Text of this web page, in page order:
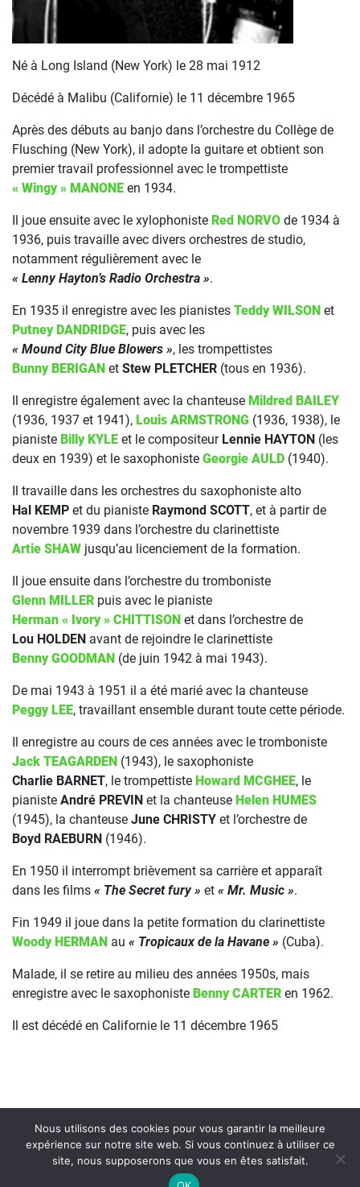
Né à Long Island (New York) le 28 mai 1912
Décédé à Malibu (Californie) le 11 décembre 1965
Après des débuts au banjo dans l’orchestre du Collège de
Flusching (New York), il adopte la guitare et obtient son
premier travail professionnel avec le trompettiste
« Wingy » MANONE en 1934.
Il joue ensuite avec le xylophoniste Red NORVO de 1934 à
1936, puis travaille avec divers orchestres de studio,
notamment régulièrement avec le
« Lenny Hayton’s Radio Orchestra ».
En 1935 il enregistre avec les pianistes Teddy WILSON et
Putney DANDRIDGE, puis avec les
« Mound City Blue Blowers », les trompettistes
Bunny BERIGAN et Stew PLETCHER (tous en 1936).
Il enregistre également avec la chanteuse Mildred BAILEY
(1936, 1937 et 1941), Louis ARMSTRONG (1936, 1938), le
pianiste Billy KYLE et le compositeur Lennie HAYTON (les
deux en 1939) et le saxophoniste Georgie AULD (1940).
Il travaille dans les orchestres du saxophoniste alto
Hal KEMP et du pianiste Raymond SCOTT, et à partir de
novembre 1939 dans l’orchestre du clarinettiste
Artie SHAW jusqu’au licenciement de la formation.
Il joue ensuite dans l’orchestre du tromboniste
Glenn MILLER puis avec le pianiste
Herman « Ivory » CHITTISON et dans l’orchestre de
Lou HOLDEN avant de rejoindre le clarinettiste
Benny GOODMAN (de juin 1942 à mai 1943).
De mai 1943 à 1951 il a été marié avec la chanteuse
Peggy LEE, travaillant ensemble durant toute cette période.
Il enregistre au cours de ces années avec le tromboniste
Jack TEAGARDEN (1943), le saxophoniste
Charlie BARNET, le trompettiste Howard MCGHEE, le
pianiste André PREVIN et la chanteuse Helen HUMES
(1945), la chanteuse June CHRISTY et l’orchestre de
Boyd RAEBURN (1946).
En 1950 il interrompt brièvement sa carrière et apparaît
dans les films « The Secret fury » et « Mr. Music ».
Fin 1949 il joue dans la petite formation du clarinettiste
Woody HERMAN au « Tropicaux de la Havane » (Cuba).
Malade, il se retire au milieu des années 1950s, mais
enregistre avec le saxophoniste Benny CARTER en 1962.
Il est décédé en Californie le 11 décembre 1965
On Air : SHIRLEY WAHLS SINGERS
Nous utilisons des cookies pour vous garantir la meilleure
expérience sur notre site web. Si vous continuez à utiliser ce
site, nous supposerons que vous en êtes satisfait.